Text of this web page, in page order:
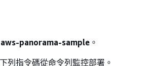
aws-panorama-sample 。
列指令碼從命令列監控部署。